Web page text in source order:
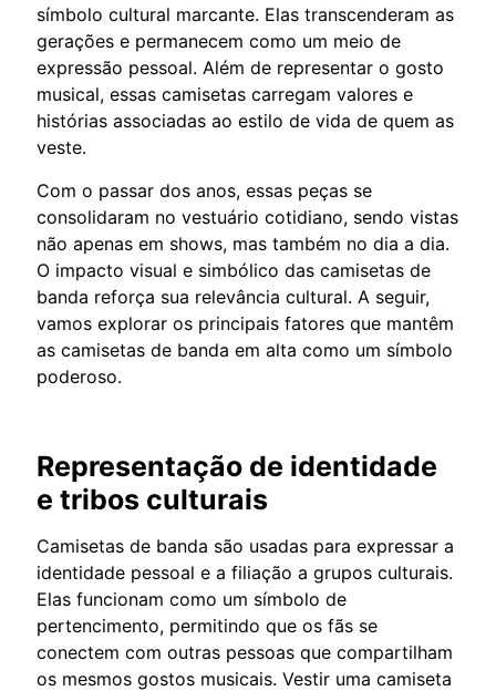
símbolo cultural marcante. Elas transcenderam as
gerações e permanecem como um meio de
expressão pessoal. Além de representar o gosto
musical, essas camisetas carregam valores e
histórias associadas ao estilo de vida de quem as
veste.
Com o passar dos anos, essas peças se
consolidaram no vestuário cotidiano, sendo vistas
não apenas em shows, mas também no dia a dia.
O impacto visual e simbólico das camisetas de
banda reforça sua relevância cultural. A seguir,
vamos explorar os principais fatores que mantêm
as camisetas de banda em alta como um símbolo
poderoso.
Representação de identidade
e tribos culturais
Camisetas de banda são usadas para expressar a
identidade pessoal e a filiação a grupos culturais.
Elas funcionam como um símbolo de
pertencimento, permitindo que os fãs se
conectem com outras pessoas que compartilham
os mesmos gostos musicais. Vestir uma camiseta